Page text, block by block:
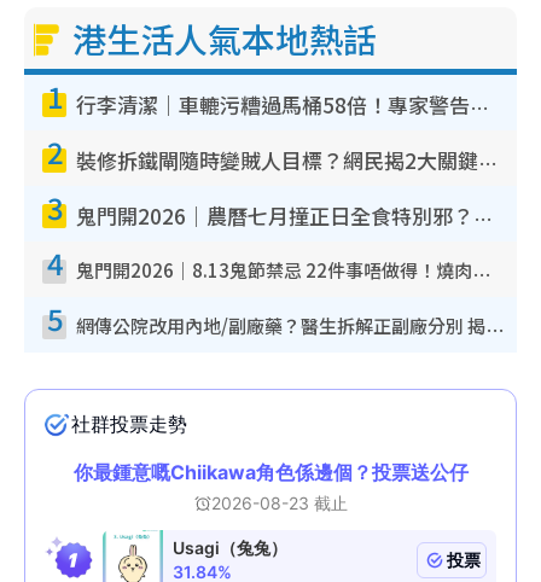
港生活人氣本地熱話
1 行李清潔｜車轆污糟過馬桶58倍！專家警告忌用酒精抹 教1招免污手除菌
2 裝修拆鐵閘隨時變賊人目標？網民揭2大關鍵用途：裝新式等於白裝？附新舊鐵閘分別
3 鬼門開2026｜農曆七月撞正日全食特別邪？專家警告切忌做一事！揭4大禁忌+2招保平安
4 鬼門開2026｜8.13鬼節禁忌 22件事唔做得！燒肉、刺身要少食？半夜勿吹口哨/打呢個電話
5 網傳公院改用內地/副廠藥？醫生拆解正副廠分別 揭4類人換藥隨時出事